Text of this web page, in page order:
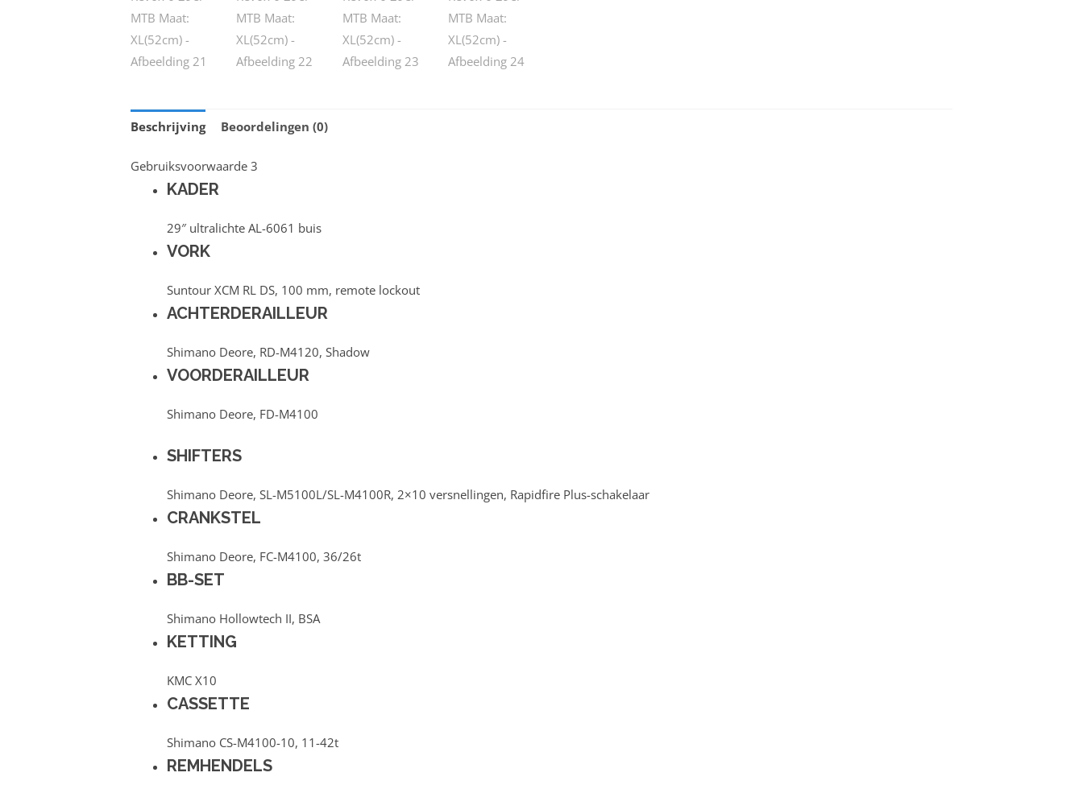
Beschrijving Beoordelingen (0)
Gebruiksvoorwaarde 3
KADER
29″ ultralichte AL-6061 buis
VORK
Suntour XCM RL DS, 100 mm, remote lockout
ACHTERDERAILLEUR
Shimano Deore, RD-M4120, Shadow
VOORDERAILLEUR
Shimano Deore, FD-M4100
SHIFTERS
Shimano Deore, SL-M5100L/SL-M4100R, 2×10 versnellingen, Rapidfire Plus-schakelaar
CRANKSTEL
Shimano Deore, FC-M4100, 36/26t
BB-SET
Shimano Hollowtech II, BSA
KETTING
KMC X10
CASSETTE
Shimano CS-M4100-10, 11-42t
REMHENDELS